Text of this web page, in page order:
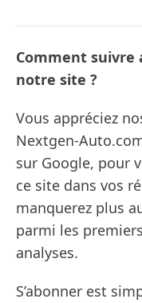
Comment suivre
notre site ?
Vous appréciez
Nextgen-
sur Google, pour
ce site dans vos
manquerez plus
parmi les
analyses.
S’abonner est